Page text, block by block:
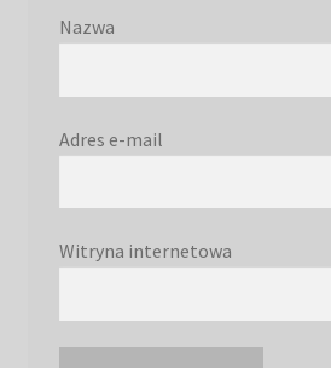
Nazwa
Adres e-mail
Witryna internetowa